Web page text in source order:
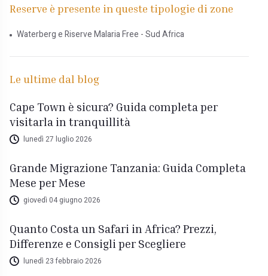
Reserve è presente in queste tipologie di zone
Waterberg e Riserve Malaria Free - Sud Africa
Le ultime dal blog
Cape Town è sicura? Guida completa per
visitarla in tranquillità
lunedì 27 luglio 2026
Grande Migrazione Tanzania: Guida Completa
Mese per Mese
giovedì 04 giugno 2026
Quanto Costa un Safari in Africa? Prezzi,
Differenze e Consigli per Scegliere
lunedì 23 febbraio 2026